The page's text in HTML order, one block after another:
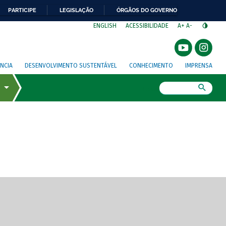
PARTICIPE LEGISLAÇÃO ÓRGÃOS DO GOVERNO
ENGLISH ACESSIBILIDADE A+ A-
DESENVOLVIMENTO SUSTENTÁVEL CONHECIMENTO IMPRENSA
de tela